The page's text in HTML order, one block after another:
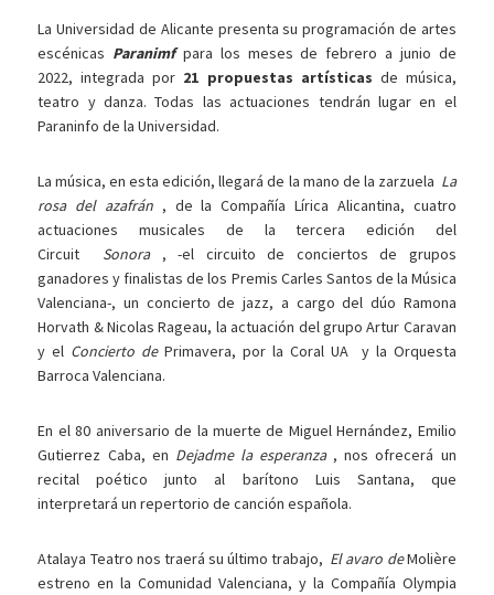
La Universidad de Alicante presenta su programación de artes
escénicas Paranimfpara los meses de febrero a junio de
2022, integrada por 21 propuestas artísticas de música,
teatro y danza. Todas las actuaciones tendrán lugar en el
Paraninfo de la Universidad.
La música, en esta edición, llegará de la mano de la zarzuela La
rosa del azafrán , de la Compañía Lírica Alicantina, cuatro
actuaciones musicales de la tercera edición del
Circuit Sonora , -el circuito de conciertos de grupos
ganadores y finalistas de los Premis Carles Santos de la Música
Valenciana-, un concierto de jazz, a cargo del dúo Ramona
Horvath & Nicolas Rageau, la actuación del grupo Artur Caravan
y el Concierto dePrimavera, por la Coral UA y la Orquesta
Barroca Valenciana.
En el 80 aniversario de la muerte de Miguel Hernández, Emilio
Gutierrez Caba, en Dejadme la esperanza , nos ofrecerá un
recital poético junto al barítono Luis Santana, que
interpretará un repertorio de canción española.
Atalaya Teatro nos traerá su último trabajo, El avaro deMolière
estreno en la Comunidad Valenciana, y la Compañía Olympia